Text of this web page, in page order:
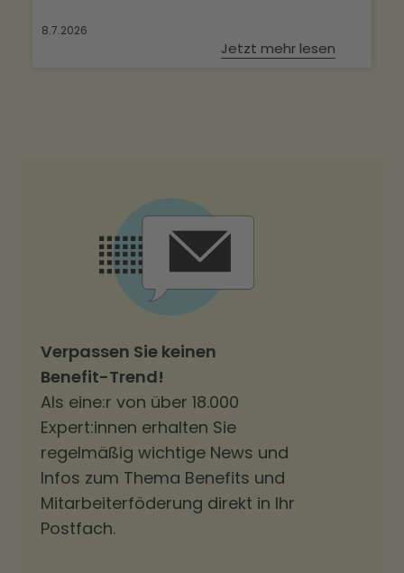
8.7.2026
Jetzt mehr lesen
Verpassen Sie keinen
Benefit-Trend!
Als eine:r von über 18.000
Expert:innen erhalten Sie
regelmäßig wichtige News und
Infos zum Thema Benefits und
Mitarbeiterföderung direkt in Ihr
Postfach.